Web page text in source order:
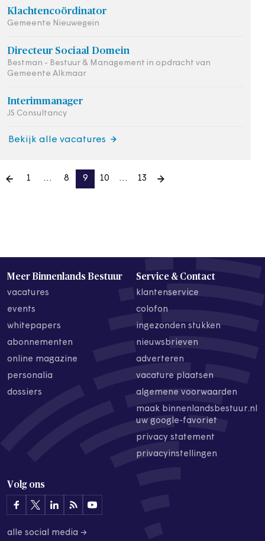
Klachtencoördinator
Gemeente Nieuwegein
Directeur Sociaal Domein
Bestman - Bestuur & Management in opdracht van
Gemeente Alkmaar
Interimmanager
JS Consultancy
Bekijk alle vacatures
1 … 8 9 10 … 13
Meer Binnenlands Bestuur
vacatures
events
whitepapers
abonnementen
online magazine
personalia
dossiers
Service & Contact
klantenservice
colofon
ingezonden stukken
nieuwsbrieven
adverteren
vacature plaatsen
algemene voorwaarden
maak binnenlandsbestuur.nl
uw google-favoriet
privacy statement
privacyinstellingen
Volg ons
alle social media →